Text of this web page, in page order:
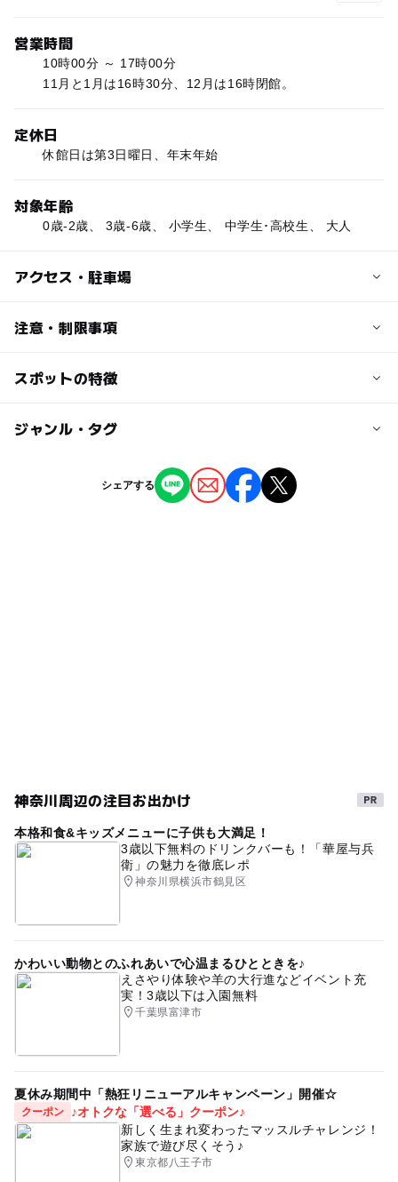
営業時間
10時00分 ～ 17時00分
11月と1月は16時30分、12月は16時閉館。
定休日
休館日は第3日曜日、年末年始
対象年齢
0歳-2歳、 3歳-6歳、 小学生、 中学生･高校生、 大人
アクセス・駐車場
交通アクセス
注意・制限事項
外遊びスペース:◯
母親クラブ:◯
設備:多目的ホール、図書コーナー、会議室(ボランティア
活動室)、事務室、児童クラブ室
スポットの特徴
駐車場あり ー
ー 託児所
ジャンル・タグ
シェアする
神奈川周辺の注目お出かけ
本格和食&キッズメニューに子供も大満足！
3歳以下無料のドリンクバーも！「華屋与兵
衛」の魅力を徹底レポ
神奈川県横浜市鶴見区
かわいい動物とのふれあいで心温まるひとときを♪
えさやり体験や羊の大行進などイベント充
実！3歳以下は入園無料
千葉県富津市
夏休み期間中「熱狂リニューアルキャンペーン」開催☆
クーポン
♪オトクな「選べる」クーポン♪
新しく生まれ変わったマッスルチャレンジ！
家族で遊び尽くそう♪
東京都八王子市